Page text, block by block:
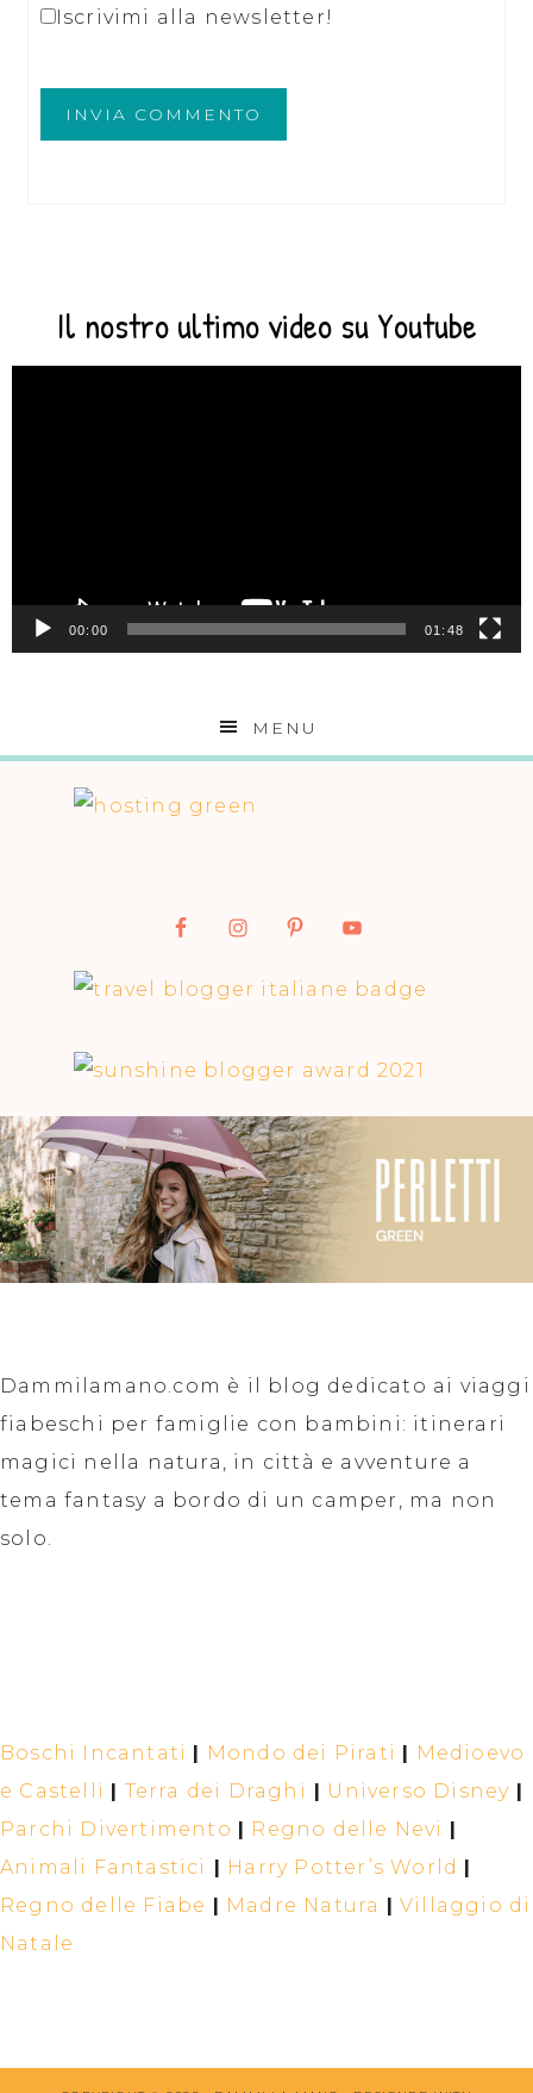
Iscrivimi alla newsletter!
Il nostro ultimo video su Youtube
00:00 01:48
MENU
Dammilamano.com è il blog dedicato ai viaggi
fiabeschi per famiglie con bambini: itinerari
magici nella natura, in città e avventure a
tema fantasy a bordo di un camper, ma non
solo.
Boschi Incantati | Mondo dei Pirati | Medioevo
e Castelli | Terra dei Draghi | Universo Disney |
Parchi Divertimento | Regno delle Nevi |
Animali Fantastici | Harry Potter’s World |
Regno delle Fiabe | Madre Natura | Villaggio di
Natale